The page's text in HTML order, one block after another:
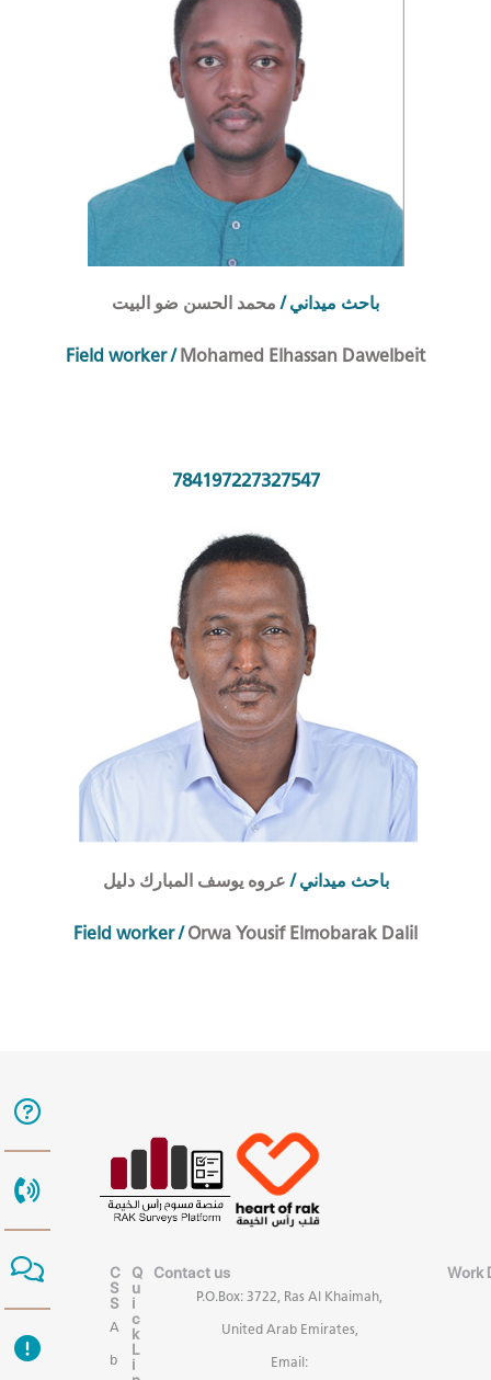
باحث ميداني/محمد الحسن ضو البيت
Field worker /Mohamed Elhassan Dawelbeit
784197227327547
باحث ميداني/عروه يوسف المبارك دليل
Field worker /Orwa Yousif Elmobarak Dalil
C
S
S
A
b
Q
u
i
c
k
L
i
Contact us
P.O.Box: 3722, Ras Al Khaimah,
United Arab Emirates,
Email:
Work